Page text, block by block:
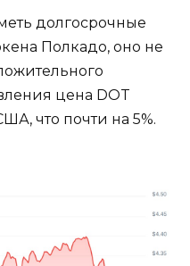
долгосрочные
Полкадо, оно не
цена DOT
что почти на 5%.